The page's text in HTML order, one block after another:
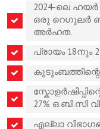
2024-ലെ
ഒരു റെഗുലർ
അർഹത.
പ്രായം 18നും
27% ഒ.ബി.സി
എല്ലാ